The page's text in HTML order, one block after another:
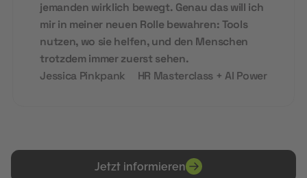
jemanden wirklich bewegt. Genau das will ich
mir in meiner neuen Rolle bewahren: Tools
nutzen, wo sie helfen, und den Menschen
trotzdem immer zuerst sehen.
Jessica Pinkpank
HR Masterclass + AI Power
Jetzt informieren